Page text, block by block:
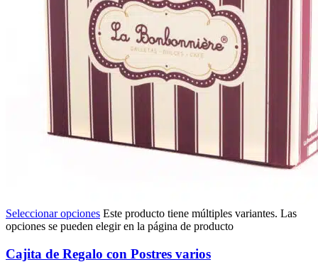
Seleccionar opciones Este producto tiene múltiples variantes. Las
opciones se pueden elegir en la página de producto
Cajita de Regalo con Postres varios